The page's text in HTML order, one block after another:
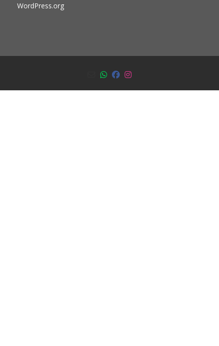
WordPress.org